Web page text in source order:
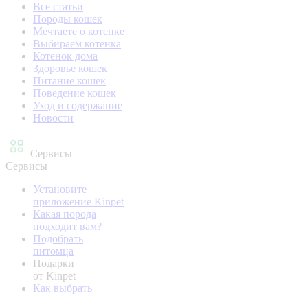
Все статьи
Породы кошек
Мечтаете о котенке
Выбираем котенка
Котенок дома
Здоровье кошек
Питание кошек
Поведение кошек
Уход и содержание
Новости
Сервисы
Сервисы
Установите
приложение Kinpet
Какая порода
подходит вам?
Подобрать
питомца
Подарки
от Kinpet
Как выбрать